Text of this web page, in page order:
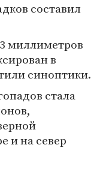
составил
миллиметров
в
синоптики.
стала
и на север